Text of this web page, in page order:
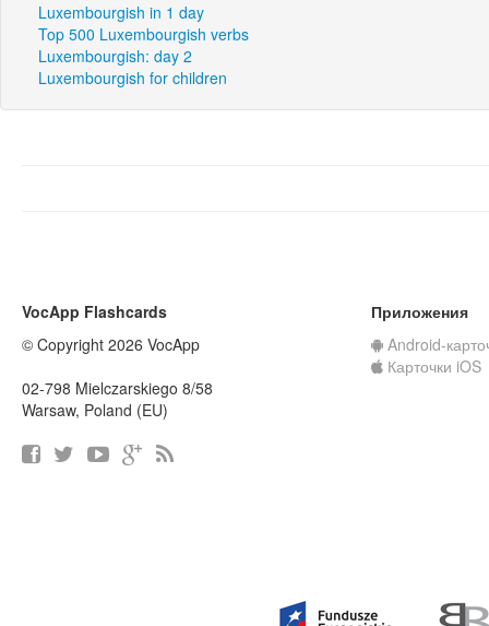
Luxembourgish in 1 day
Top 500 Luxembourgish verbs
Luxembourgish: day 2
Luxembourgish for children
VocApp Flashcards
© Copyright 2026 VocApp
02-798 Mielczarskiego 8/58
Warsaw, Poland (EU)
Приложения
Android-
Карточки iOS